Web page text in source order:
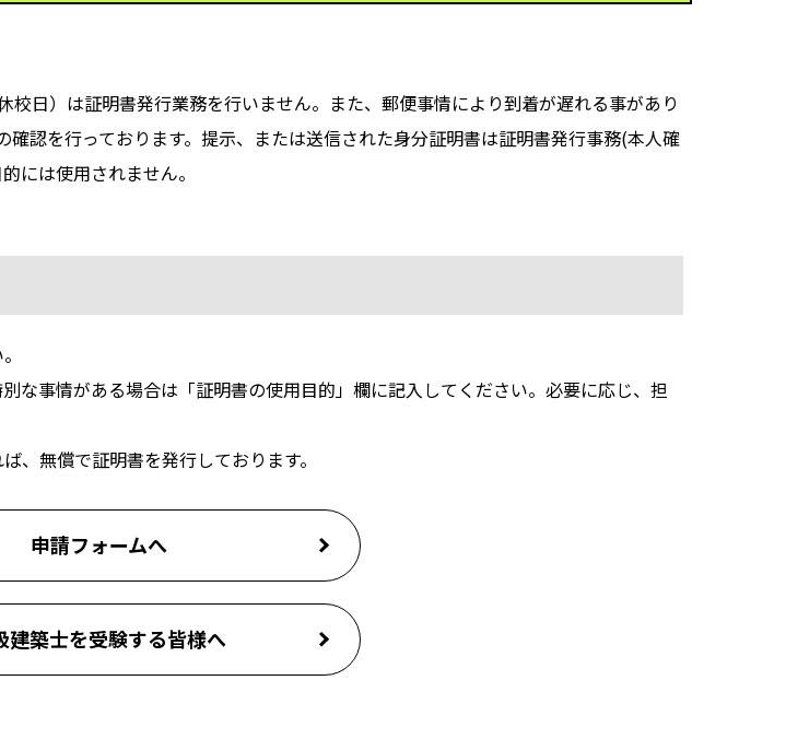
日）は証明書発行業務を行いません。また、郵便事情により到着が遅れる事があり
認を行っております。提示、または送信された身分証明書は証明書発行事務(本人確
には使用されません。
な事情がある場合は「証明書の使用目的」欄に記入してください。必要に応じ、担
、無償で証明書を発行しております。
申請フォームへ
建築士を受験する皆様へ